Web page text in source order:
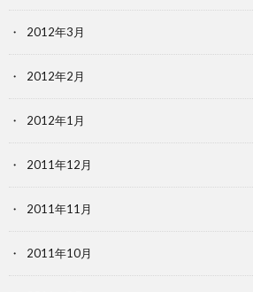
2012年3月
2012年2月
2012年1月
2011年12月
2011年11月
2011年10月